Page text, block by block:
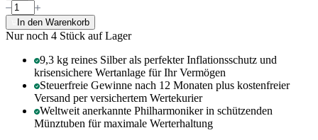
In den Warenkorb
Nur noch 4 Stück auf Lager
9,3 kg reines Silber als perfekter Inflationsschutz und
krisensichere Wertanlage für Ihr Vermögen
Steuerfreie Gewinne nach 12 Monaten plus kostenfreier
Versand per versichertem Wertekurier
Weltweit anerkannte Philharmoniker in schützenden
Münztuben für maximale Werterhaltung